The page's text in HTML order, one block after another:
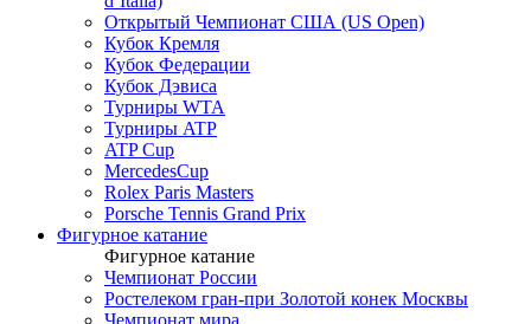
Открытый Чемпионат США (US Open)
Кубок Кремля
Кубок Федерации
Кубок Дэвиса
Турниры WTA
Турниры ATP
ATP Cup
MercedesCup
Rolex Paris Masters
Porsche Tennis Grand Prix
Фигурное катание
Фигурное катание
Чемпионат России
Ростелеком гран-при Золотой конек Москвы
Чемпионат мира